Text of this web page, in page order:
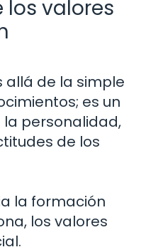
valores
allá de la simple
es un
personalidad,
de los
la formación
los valores